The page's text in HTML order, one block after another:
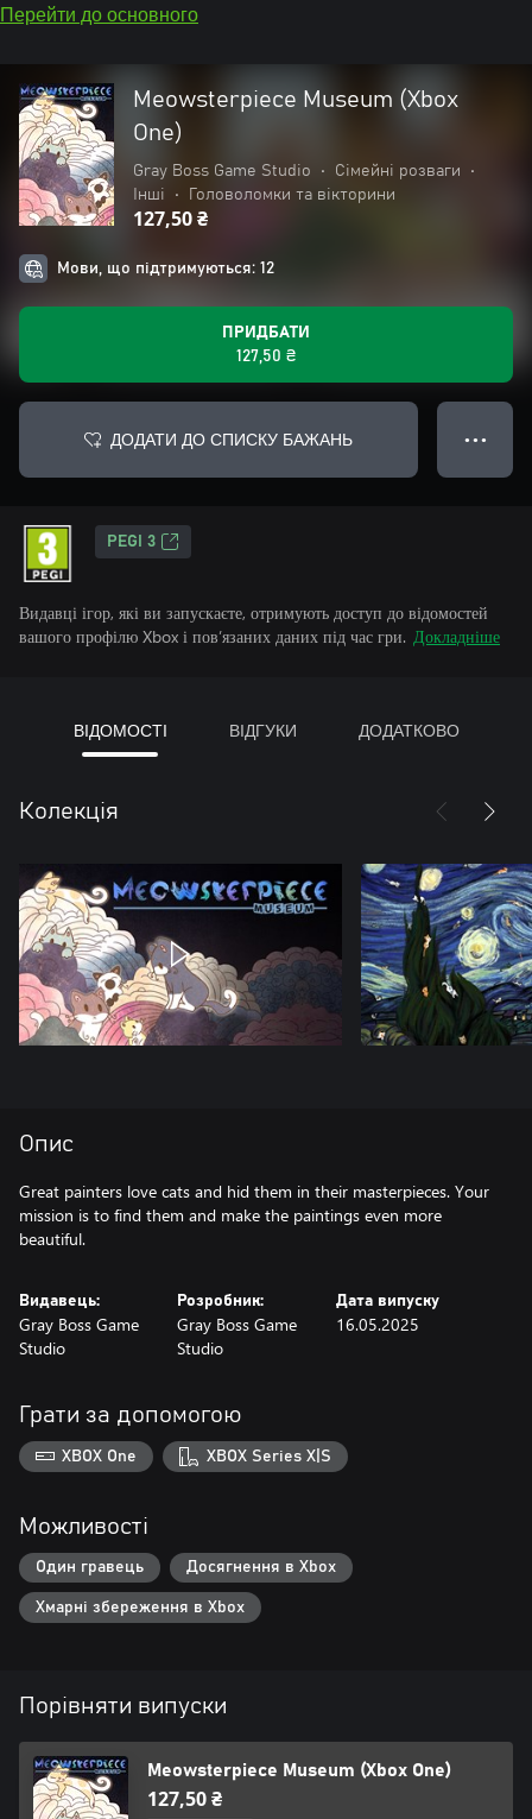
Перейти до основного
Meowsterpiece Museum (Xbox
One)
Gray Boss Game Studio • Сімейні розваги
•
Інші
• Головоломки та вікторини
127,50 ₴
Мови, що підтримуються: 12
ПРИДБАТИ
127,50 ₴
ДОДАТИ ДО СПИСКУ БАЖАНЬ ● ● ●
PEGI 3
Видавці ігор, які ви запускаєте, отримують доступ до відомостей
вашого профілю Xbox і пов’язаних даних під час гри. Докладніше
ВІДОМОСТІ ВІДГУКИ ДОДАТКОВО
Колекція
Опис
Great painters love cats and hid them in their masterpieces. Your
mission is to find them and make the paintings even more
beautiful.
Видавець:
Gray Boss Game
Studio
Розробник:
Gray Boss Game
Studio
Дата випуску
16.05.2025
Грати за допомогою
XBOX One XBOX Series X|S
Можливості
Один гравець Досягнення в Xbox
Хмарні збереження в Xbox
Порівняти випуски
Meowsterpiece Museum (Xbox One)
127,50 ₴